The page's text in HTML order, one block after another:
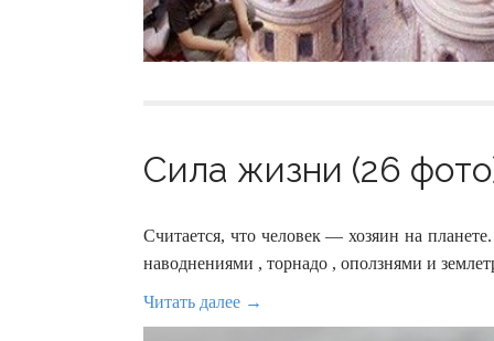
Сила жизни (26
Считается, что человек — хозяин на
наводнениями , торнадо , оползнями и
Читать далее →